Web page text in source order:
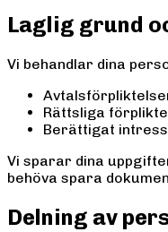
Laglig grund
Vi behandlar dina
Rättsliga
Berättigat
Vi sparar dina
behöva spara
Delning av